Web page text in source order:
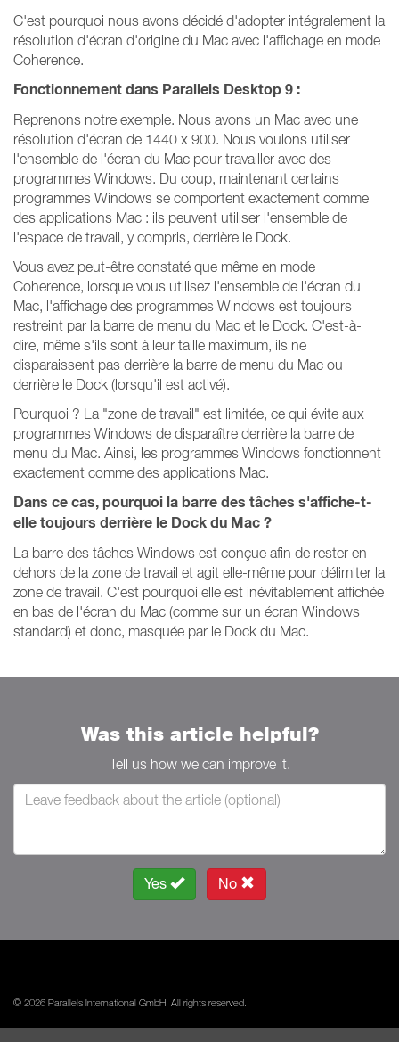
C'est pourquoi nous avons décidé d'adopter intégralement la
résolution d'écran d'origine du Mac avec l'affichage en mode
Coherence.
Fonctionnement dans Parallels Desktop 9 :
Reprenons notre exemple. Nous avons un Mac avec une
résolution d'écran de 1440 x 900. Nous voulons utiliser
l'ensemble de l'écran du Mac pour travailler avec des
programmes Windows. Du coup, maintenant certains
programmes Windows se comportent exactement comme
des applications Mac : ils peuvent utiliser l'ensemble de
l'espace de travail, y compris, derrière le Dock.
Vous avez peut-être constaté que même en mode
Coherence, lorsque vous utilisez l'ensemble de l'écran du
Mac, l'affichage des programmes Windows est toujours
restreint par la barre de menu du Mac et le Dock. C'est-à-
dire, même s'ils sont à leur taille maximum, ils ne
disparaissent pas derrière la barre de menu du Mac ou
derrière le Dock (lorsqu'il est activé).
Pourquoi ? La "zone de travail" est limitée, ce qui évite aux
programmes Windows de disparaître derrière la barre de
menu du Mac. Ainsi, les programmes Windows fonctionnent
exactement comme des applications Mac.
Dans ce cas, pourquoi la barre des tâches s'affiche-t-
elle toujours derrière le Dock du Mac ?
La barre des tâches Windows est conçue afin de rester en-
dehors de la zone de travail et agit elle-même pour délimiter la
zone de travail. C'est pourquoi elle est inévitablement affichée
en bas de l'écran du Mac (comme sur un écran Windows
standard) et donc, masquée par le Dock du Mac.
Was this article helpful?
Tell us how we can improve it.
Yes No
© 2026 Parallels International GmbH. All rights reserved.